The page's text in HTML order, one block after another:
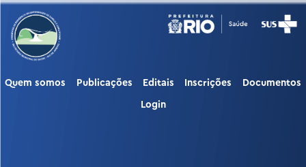
Pular
para
PUBLIC
Quem somos Publicações Editais Inscrições Documentos
Login